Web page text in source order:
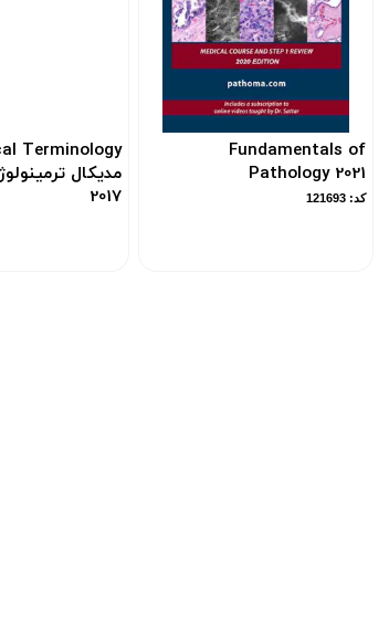
Fundamentals of
Pathology 2021
کد: 121693
Terminology
مدیکال
2017